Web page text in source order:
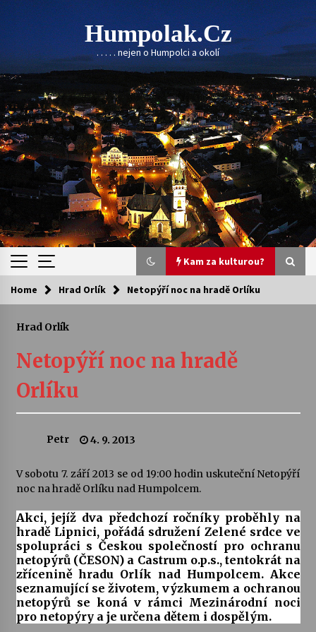
Skip
to
content
Humpolak.cz
. . . . . nejen o Humpolci a okolí
Kam za kulturou?
Kam za kulturou?
Sukuba Ensemble
4. 8. 2026
kapkou
Veselí muzikanti
30. 7. 2026
Pozvánka na integrační festival Quijotova
šedesátka: 28. 7.–1. 8. 2026
28. 7. 2026
Letní koncerty ve Stromovce: Kolchoz a
Jenakaši
28. 7. 2026
Home Hrad Orlík Netopýří noc na hradě Orlíku
Hrad Orlík
Netopýří noc na hradě
Orlíku
Petr 4. 9. 2013
V sobotu 7. září 2013 se od 19:00 hodin uskuteční Netopýří
noc na hradě Orlíku nad Humpolcem.
Akci, jejíž dva předchozí ročníky proběhly na
hradě Lipnici, pořádá sdružení Zelené srdce ve
spolupráci s Českou společností pro ochranu
netopýrů (ČESON) a Castrum o.p.s., tentokrát na
zřícenině hradu Orlík nad Humpolcem. Akce
seznamující se životem, výzkumem a ochranou
netopýrů se koná v rámci Mezinárodní noci
pro netopýry a je určena dětem i dospělým.